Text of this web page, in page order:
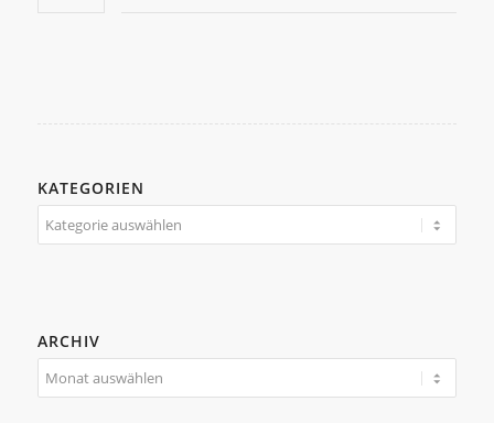
KATEGORIEN
Kategorien
ARCHIV